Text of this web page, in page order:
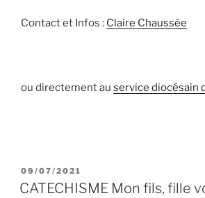
Contact et Infos : Claire Chaussée
ou directement au service diocésain
PUBLIÉ
LE
09/07/2021
CATECHISME Mon fils, fille